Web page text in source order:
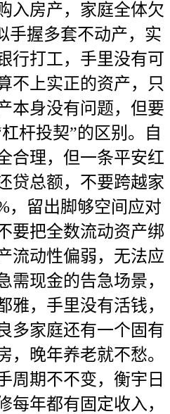
入房产，家庭全体欠
手握多套不动产，实
行打工，手里没有可
不上实正的资产，只
本身没有问题，但要
杆投契”的区别。自
合理，但一条平安红
贷总额，不要跨越家
，留出脚够空间应对
要把全数流动资产绑
流动性偏弱，无法应
需现金的告急场景，
雅，手里没有活钱，
多家庭还有一个固有
，晚年养老就不愁。
周期不不变，衡宇日
每年都有固定收入，